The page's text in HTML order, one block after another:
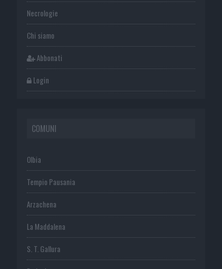
Necrologie
Chi siamo
Abbonati
Login
COMUNI
Olbia
Tempio Pausania
Arzachena
La Maddalena
S. T. Gallura